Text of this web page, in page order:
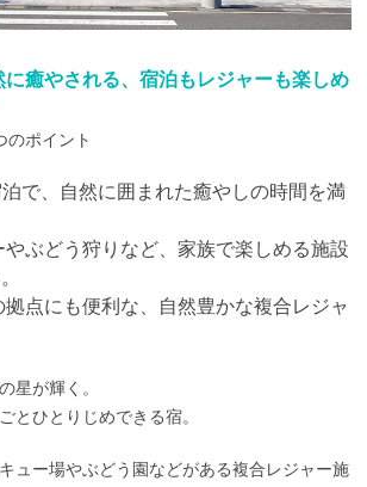
に癒やされる、宿泊もレジャーも楽しめ
のポイント
で、自然に囲まれた癒やしの時間を満
ぶどう狩りなど、家族で楽しめる施設
点にも便利な、自然豊かな複合レジャ
星が輝く。
とひとりじめできる宿。
ュー場やぶどう園などがある複合レジャー施